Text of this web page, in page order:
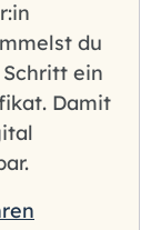
du
ein
Damit